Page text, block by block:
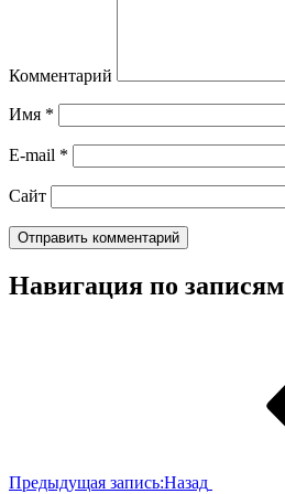
Комментарий
Имя *
E-mail *
Сайт
Навигация по записям
Предыдущая запись:Назад